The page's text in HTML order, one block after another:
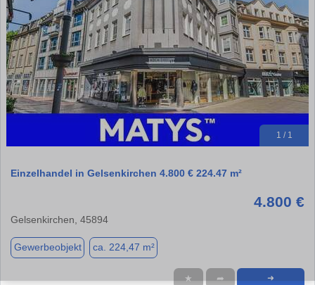
1 / 1
Einzelhandel in Gelsenkirchen 4.800 € 224.47 m²
4.800 €
Gelsenkirchen, 45894
Gewerbeobjekt ca. 224,47 m²
★ ➦ ➜